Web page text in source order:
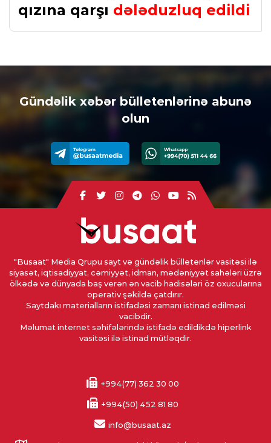
qızına qarşı dələduzluq edildi
Gündəlik xəbər bülletenlərinə abunə
olun
"Busaat" Media Qrupu sayt və gündəlik bülletenlər vasitəsi ilə
siyasət, iqtisadiyyat, cəmiyyət, idman, mədəniyyət sahələri üzrə
ölkədə və dünyada baş verən ən vacib hadisələri öz oxucularına
operativ şəkildə çatdırır.
Saytdakı materialların istifadəsi zamanı istinad edilməsi
vacibdir.
Məlumat internet səhifələrində istifadə edildikdə hiperlink
vasitəsi ilə istinad mütləqdir.
+994(77) 362 30 00
+994(50) 452 81 80
info@busaat.az